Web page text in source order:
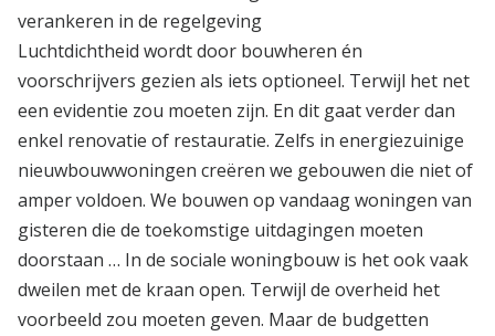
verankeren in de regelgeving
Luchtdichtheid wordt door bouwheren én
voorschrijvers gezien als iets optioneel. Terwijl het net
een evidentie zou moeten zijn. En dit gaat verder dan
enkel renovatie of restauratie. Zelfs in energiezuinige
nieuwbouwwoningen creëren we gebouwen die niet of
amper voldoen. We bouwen op vandaag woningen van
gisteren die de toekomstige uitdagingen moeten
doorstaan … In de sociale woningbouw is het ook vaak
dweilen met de kraan open. Terwijl de overheid het
voorbeeld zou moeten geven. Maar de budgetten